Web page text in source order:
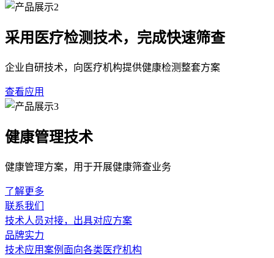
采用医疗检测技术，完成快速筛查
企业自研技术，向医疗机构提供健康检测整套方案
查看应用
健康管理技术
健康管理方案，用于开展健康筛查业务
了解更多
联系我们
技术人员对接，出具对应方案
品牌实力
技术应用案例面向各类医疗机构